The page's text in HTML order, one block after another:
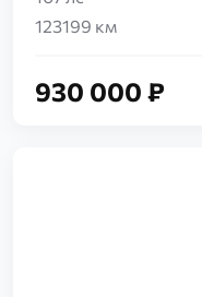
123199 км
930 000 ₽